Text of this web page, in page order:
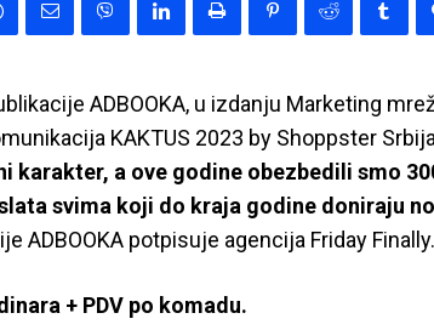
ADBOOKA, u izdanju Marketing
KAKTUS 2023 by Shoppster
karakter, a ove godine obezbedili smo
svima koji do kraja godine doniraju
ADBOOKA potpisuje agencija Friday Finally.
+ PDV po komadu.